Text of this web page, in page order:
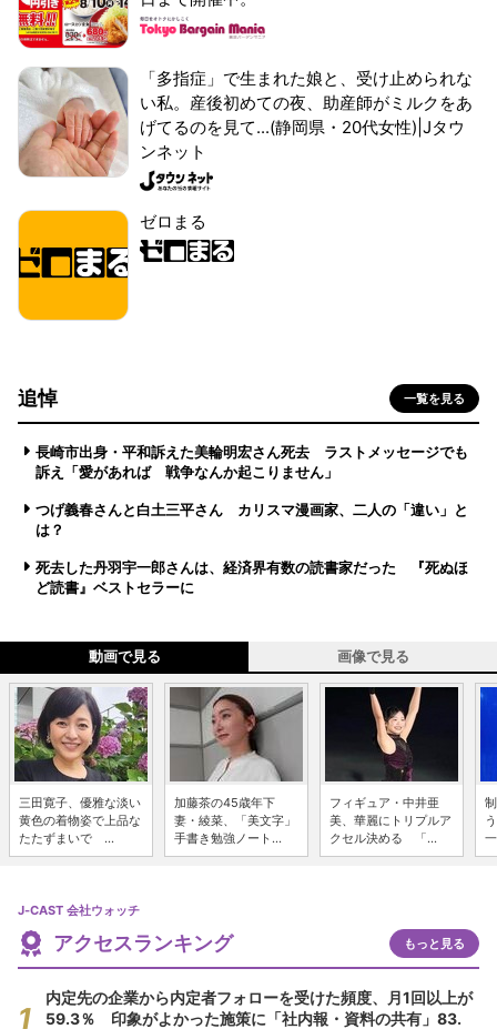
「多指症」で生まれた娘と、受け止められな
い私。産後初めての夜、助産師がミルクをあ
げてるのを見て...(静岡県・20代女性)|Jタウ
ンネット
ゼロまる
追悼 一覧を見る
長崎市出身・平和訴えた美輪明宏さん死去 ラストメッセージでも
訴え「愛があれば 戦争なんか起こりません」
つげ義春さんと白土三平さん カリスマ漫画家、二人の「違い」と
は？
死去した丹羽宇一郎さんは、経済界有数の読書家だった 『死ぬほ
ど読書』ベストセラーに
動画で見る 画像で見る
三田寛子、優雅な淡い
黄色の着物姿で上品な
たたずまいで ...
加藤茶の45歳年下
妻・綾菜、「美文字」
手書き勉強ノート...
フィギュア・中井亜
美、華麗にトリプルア
クセル決める 「...
J-CAST 会社ウォッチ
アクセスランキング もっと見る
内定先の企業から内定者フォローを受けた頻度、月1回以上が
59.3％ 印象がよかった施策に「社内報・資料の共有」83.